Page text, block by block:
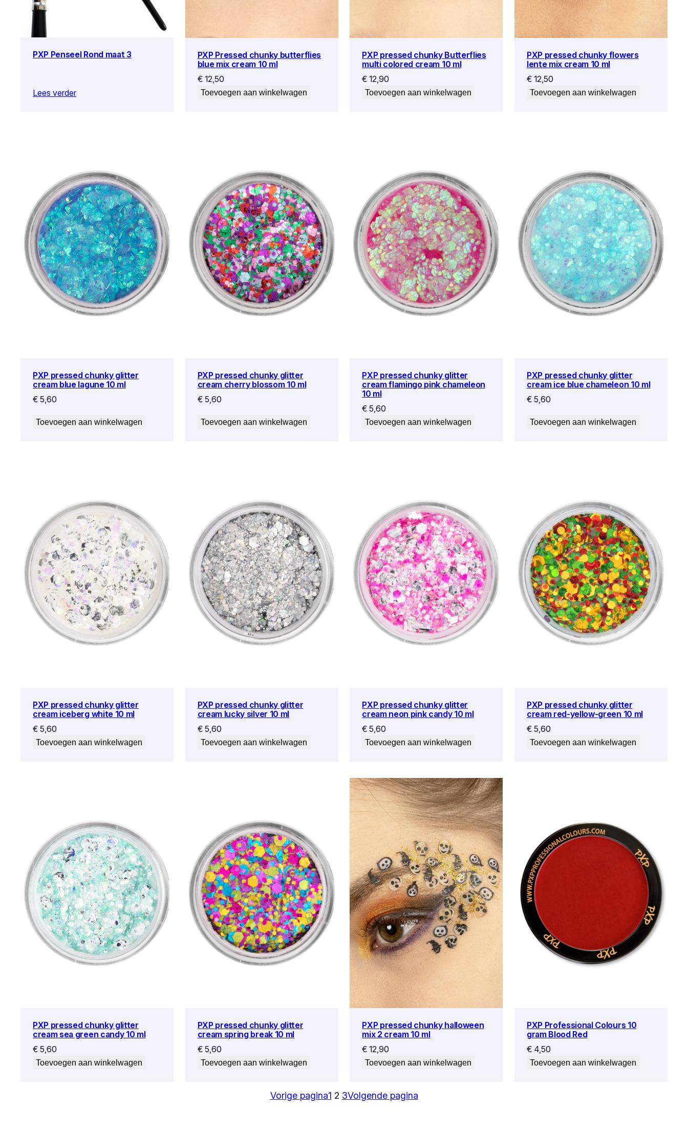
PXP Penseel Rond maat 3
Lees verder
PXP Pressed chunky butterflies
blue mix cream 10 ml
€12,50
Toevoegen aan winkelwagen
PXP pressed chunky Butterflies
multi colored cream 10 ml
€ 12,90
Toevoegen aan winkelwagen
PXP pressed chunky flowers
lente mix cream 10 ml
€12,50
Toevoegen aan winkelwagen
PXP pressed chunky glitter
cream blue lagune 10 ml
€ 5,60
Toevoegen aan winkelwagen
PXP pressed chunky glitter
cream cherry blossom 10 ml
€5,60
Toevoegen aan winkelwagen
PXP pressed chunky glitter
cream flamingo pink chameleon
10 ml
€ 5,60
Toevoegen aan winkelwagen
PXP pressed chunky glitter
cream ice blue chameleon 10 ml
€5,60
Toevoegen aan winkelwagen
PXP pressed chunky glitter
cream iceberg white 10 ml
€ 5,60
Toevoegen aan winkelwagen
PXP pressed chunky glitter
cream lucky silver 10 ml
€5,60
Toevoegen aan winkelwagen
PXP pressed chunky glitter
cream neon pink candy 10 ml
€ 5,60
Toevoegen aan winkelwagen
PXP pressed chunky glitter
cream red-yellow-green 10 ml
€5,60
Toevoegen aan winkelwagen
PXP pressed chunky glitter
cream sea green candy 10 ml
€ 5,60
Toevoegen aan winkelwagen
PXP pressed chunky glitter
cream spring break 10 ml
€5,60
Toevoegen aan winkelwagen
PXP pressed chunky halloween
mix 2 cream 10 ml
€ 12,90
Toevoegen aan winkelwagen
PXP Professional Colours 10
gram Blood Red
€4,50
Toevoegen aan winkelwagen
Vorige pagina1 2 3Volgende pagina